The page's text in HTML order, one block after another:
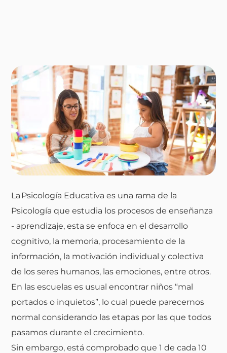
La Psicología Educativaes una rama de la
Psicología que estudia los procesos de enseñanza
- aprendizaje, esta se enfoca en el desarrollo
cognitivo, la memoria, procesamiento de la
información, la motivación individual y colectiva
de los seres humanos, las emociones, entre otros.
En las escuelas es usual encontrar niños “mal
portados o inquietos”, lo cual puede parecernos
normal considerando las etapas por las que todos
pasamos durante el crecimiento.
Sin embargo, está comprobado que 1 de cada 10